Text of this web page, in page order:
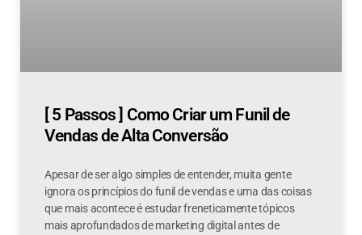
[ 5 Passos ] Como Criar um Funil de
Vendas de Alta Conversão
Apesar de ser algo simples de entender, muita gente
ignora os princípios do funil de vendas e uma das coisas
que mais acontece é estudar freneticamente tópicos
mais aprofundados de marketing digital antes de